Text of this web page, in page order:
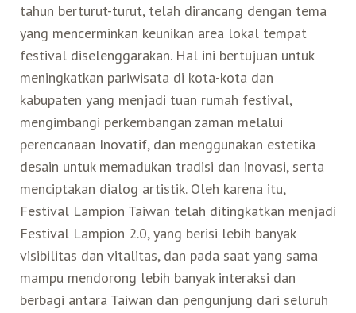
tahun berturut-turut, telah dirancang dengan tema
yang mencerminkan keunikan area lokal tempat
festival diselenggarakan. Hal ini bertujuan untuk
meningkatkan pariwisata di kota-kota dan
kabupaten yang menjadi tuan rumah festival,
mengimbangi perkembangan zaman melalui
perencanaan Inovatif, dan menggunakan estetika
desain untuk memadukan tradisi dan inovasi, serta
menciptakan dialog artistik. Oleh karena itu,
Festival Lampion Taiwan telah ditingkatkan menjadi
Festival Lampion 2.0, yang berisi lebih banyak
visibilitas dan vitalitas, dan pada saat yang sama
mampu mendorong lebih banyak interaksi dan
berbagi antara Taiwan dan pengunjung dari seluruh